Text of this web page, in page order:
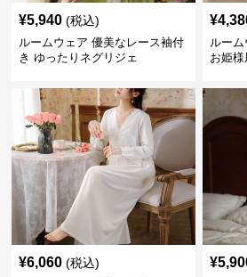
¥5,940 (税込)
ルームウェア 優美なレース袖付
き ゆったりネグリジェ
¥
ルー
お姫
¥6,060 (税込) ¥